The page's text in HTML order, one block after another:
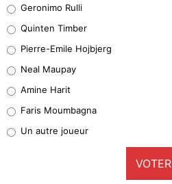
32%
5%
1%
9%
Geronimo Rulli
Quinten Timber
Pierre-Emile Hojbjerg
Neal Maupay
Amine Harit
Faris Moumbagna
Un autre joueur
VOTER